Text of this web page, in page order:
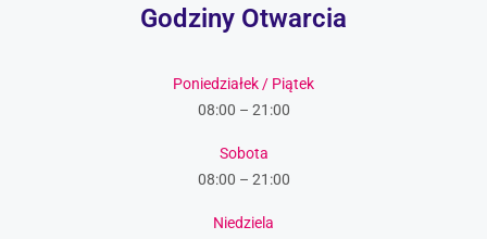
Godziny Otwarcia
Poniedziałek / Piątek
08:00 – 21:00
Sobota
08:00 – 21:00
Niedziela